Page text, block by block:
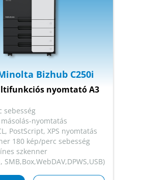
Bizhub C250i
nyomtató A3
sebesség
nyomtatás
PostScript, XPS nyomtatás
180 kép/perc sebesség
szkenner
SMB,Box,WebDAV,DPWS,USB)